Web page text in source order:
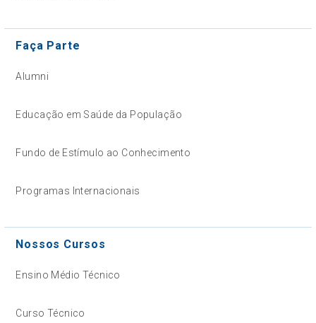
Faça Parte
Alumni
Educação em Saúde da População
Fundo de Estímulo ao Conhecimento
Programas Internacionais
Nossos Cursos
Ensino Médio Técnico
Curso Técnico